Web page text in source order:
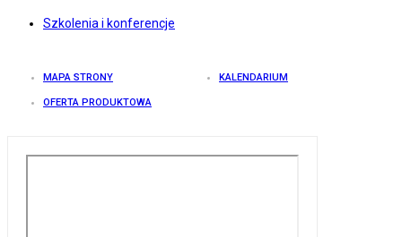
Szkolenia i konferencje
MAPA STRONY KALENDARIUM
OFERTA PRODUKTOWA